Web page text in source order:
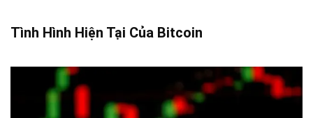
Tình Hình Hiện Tại Của Bitcoin